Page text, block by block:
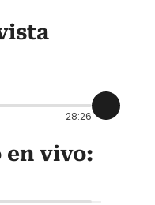
28:26
en vivo: